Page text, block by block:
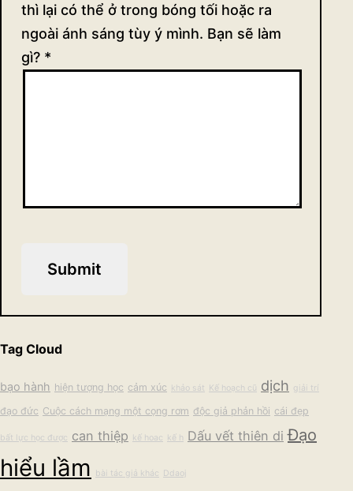
thì lại có thể ở trong bóng tối hoặc ra
ngoài ánh sáng tùy ý mình. Bạn sẽ làm
gì? *
Submit
Tag Cloud
bạo hành hiện tượng học cảm xúc khảo sát Kế hoạch cũ dịch giải trí
đạo đức Cuộc cách mạng một cọng rơm độc giả phản hồi cái đẹp
bất lực học được can thiệp kế hoac kế h Dấu vết thiên di Đạo
hiểu lầm bài tác giả khác Ddaoj